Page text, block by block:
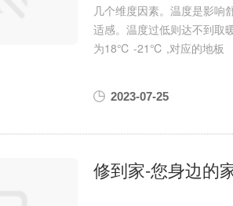
几个维度因素。温度是影响
适感。温度过低则达不到取
为18℃ -21℃ ,对应的地板
2023-07-25
修到家-您身边的